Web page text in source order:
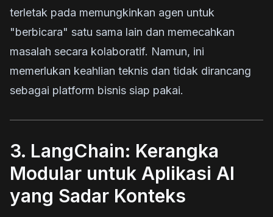
terletak pada memungkinkan agen untuk
"berbicara" satu sama lain dan memecahkan
masalah secara kolaboratif. Namun, ini
memerlukan keahlian teknis dan tidak dirancang
sebagai platform bisnis siap pakai.
3. LangChain: Kerangka
Modular untuk Aplikasi AI
yang Sadar Konteks